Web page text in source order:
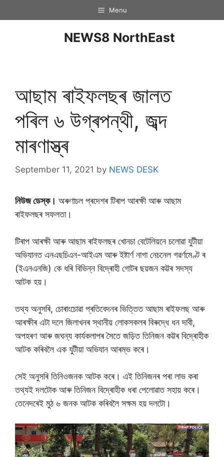
Menu
NEWS8 NorthEast
আছাম ৰাইফলছৰ জালত
পৰিল ৬ উগ্ৰপন্থী, জব্দ
মাৰণাস্ত্ৰ
September 11, 2021 by NEWS DESK
নিউজ ডেস্ক। অৰুণাচল প্ৰদেশৰ টিৰাপ আৰক্ষী আৰু আছাম
ৰাইফলছৰ সফলতা।
টিৰাপ আৰক্ষী আৰু আছাম ৰাইফলছৰ খোনচা বেটেলিয়নে চলোৱা যুটীয়া
অভিযানত এনএছচিএন-আইএম আৰু ইষ্টাৰ্ণ নাগা নেচনেল গৱৰ্ণমেণ্ট ৰ
(ইএনএনজি) কে ধৰি বিভিন্ন বিদ্ৰোহী গোটৰ ছয়জন কট্টৰ সদস্য
আটক হয়।
তথ্য অনুসৰি, চোৰাংচোৱা প্ৰতিবেদনৰ ভিত্তিত আছাম ৰাইফলছ আৰু
আৰক্ষীৰ এটা দলে জিলাখনৰ স্থানীয় লোকসকলৰ বিৰুদ্ধে ধন দাবী,
অপহৰণ আৰু জঘন্য কাৰ্যকলাপৰ সৈতে জড়িত তিনিজন কট্টৰ বিদ্ৰোহীক
আটক কৰিবলৈ এক যুটীয়া অভিযান আৰম্ভ কৰে।
সেই অনুসৰি তিনিওজনক আটক কৰে। এই তিনিজনৰ পৰা লাভ কৰা
তথ্যই দলটোক আৰু তিনিজন বিদ্ৰোহীক ধৰা পেলোৱাত সহায় কৰে।
তেনেদৰেই মুঠ ৬ জনক আটক কৰিবলৈ সক্ষম হয় দলটো।